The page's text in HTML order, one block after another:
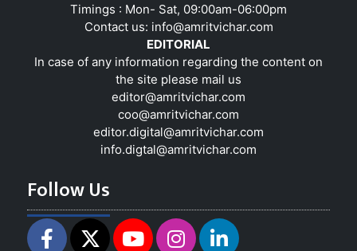
Timings : Mon- Sat, 09:00am-06:00pm
Contact us: info@amritvichar.com
EDITORIAL
In case of any information regarding the content on
the site please mail us
editor@amritvichar.com
coo@amritvichar.com
editor.digital@amritvichar.com
info.digtal@amritvichar.com
Follow Us